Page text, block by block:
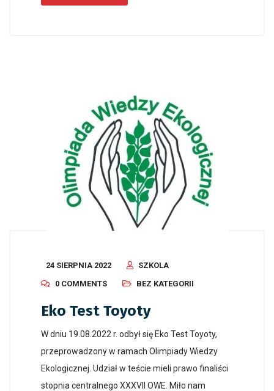
24 SIERPNIA 2022
SZKOLA
0 COMMENTS
BEZ KATEGORII
Eko Test Toyoty
W dniu 19.08.2022 r. odbył się Eko Test Toyoty,
przeprowadzony w ramach Olimpiady Wiedzy
Ekologicznej. Udział w teście mieli prawo finaliści
stopnia centralnego XXXVII OWE. Miło nam